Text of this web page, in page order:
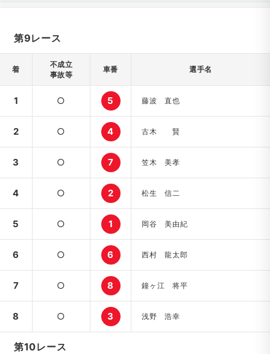
第9レース
着
不成立
事故等
車番 選手名
1 ○ 5 藤波 直也
2 ○ 4 古木 賢
3 ○ 7 笠木 美孝
4 ○ 2 松生 信二
5 ○ 1 岡谷 美由紀
6 ○ 6 西村 龍太郎
7 ○ 8 鐘ヶ江 将平
8 ○ 3 浅野 浩幸
第10レース